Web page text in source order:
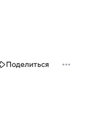
Поделиться